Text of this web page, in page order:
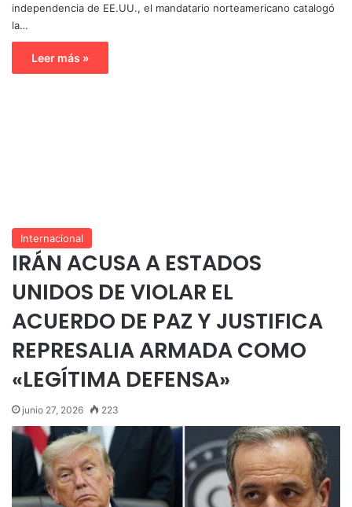
independencia de EE.UU., el mandatario norteamericano catalogó
la…
Leer más »
Internacional
IRÁN ACUSA A ESTADOS
UNIDOS DE VIOLAR EL
ACUERDO DE PAZ Y JUSTIFICA
REPRESALIA ARMADA COMO
«LEGÍTIMA DEFENSA»
junio 27, 2026 223